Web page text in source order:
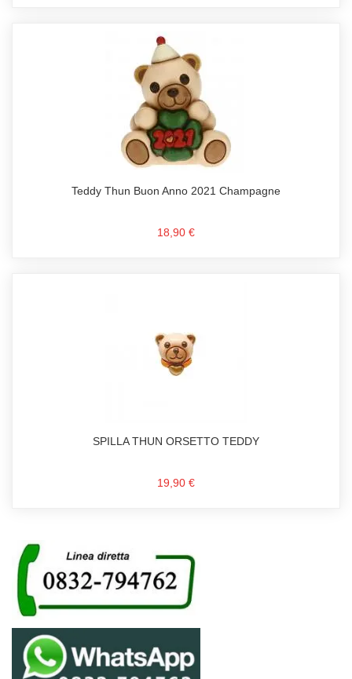
Teddy Thun Buon Anno 2021 Champagne
18,90 €
SPILLA THUN ORSETTO TEDDY
19,90 €